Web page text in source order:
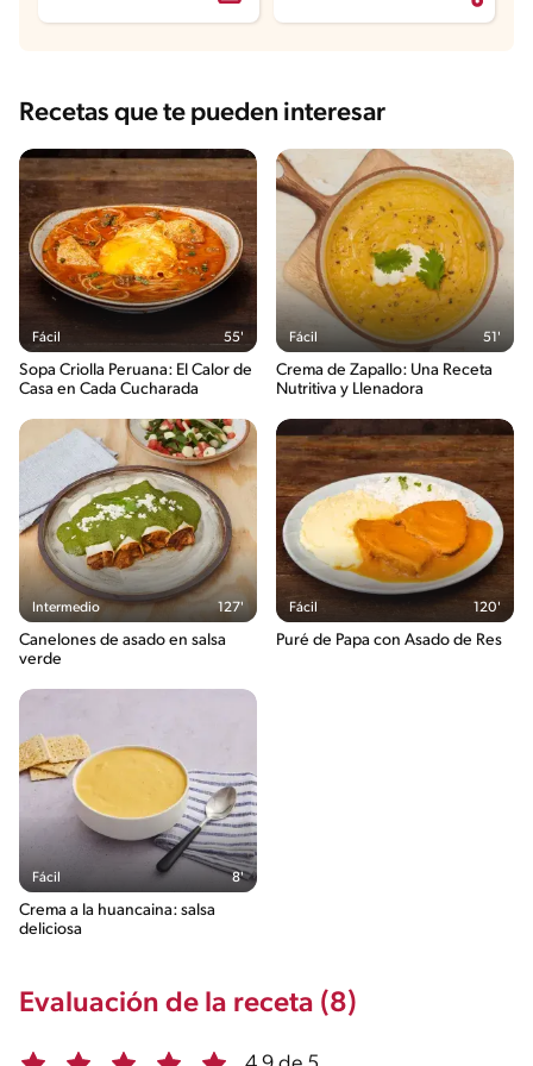
Recetas que te pueden interesar
Fácil 55'
Sopa Criolla Peruana: El Calor de
Casa en Cada Cucharada
Fácil 51'
Crema de Zapallo: Una Receta
Nutritiva y Llenadora
Intermedio 127'
Canelones de asado en salsa
verde
Fácil 120'
Puré de Papa con Asado de Res
Fácil 8'
Crema a la huancaina: salsa
deliciosa
Evaluación de la receta (8)